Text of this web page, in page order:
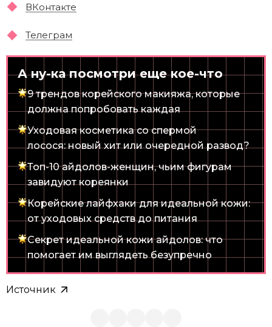
ВКонтакте
Телеграм
А ну-ка посмотри еще кое-что
9 трендов корейского макияжа, которые
должна попробовать каждая
Уходовая косметика со спермой
лосося: новый хит или очередной развод?
Топ-10 айдолов-женщин, чьим фигурам
завидуют кореянки
Корейские лайфхаки для идеальной кожи:
от уходовых средств до питания
Секрет идеальной кожи айдолов: что
помогает им выглядеть безупречно
Источник